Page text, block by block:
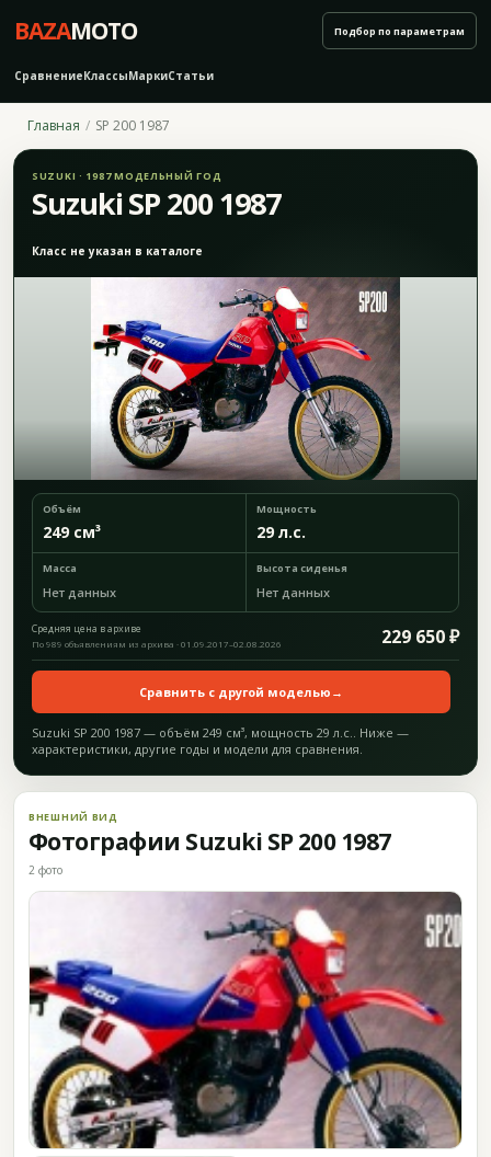
BAZAMOTO
СравнениеКлассыМаркиСтатьи
Подбор по параметрам
Главная SP 200 1987
SUZUKI · 1987 МОДЕЛЬНЫЙ ГОД
Suzuki SP 200 1987
Класс не указан в каталоге
Объём
249 см³
Мощность
29 л.с.
Масса
Нет данных
Высота сиденья
Нет данных
Средняя цена в архиве 229 650 ₽
По 989 объявлениям из архива · 01.09.2017–02.08.2026
Сравнить с другой моделью →
Suzuki SP 200 1987 — объём 249 см³, мощность 29 л.с.. Ниже —
характеристики, другие годы и модели для сравнения.
ВНЕШНИЙ ВИД
Фотографии Suzuki SP 200 1987
2 фото